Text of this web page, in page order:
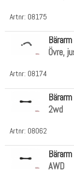
Artnr: 08175
Artnr: 08174
Övre,
Artnr: 08062
2wd
AWD